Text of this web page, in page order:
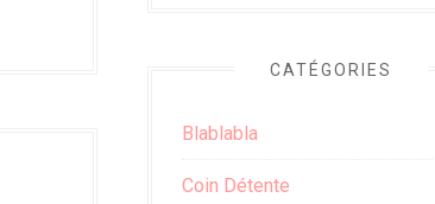
CATÉGORIES
Blablabla
Coin Détente